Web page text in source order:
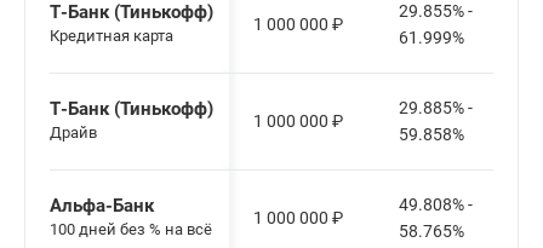
Т-Банк (Тинькофф)
Кредитная карта
1 000 000 ₽
29.855% -
61.999%
Т-Банк (Тинькофф)
Драйв
1 000 000 ₽
29.885% -
59.858%
Альфа-Банк
100 дней без % на всё
1 000 000 ₽
49.808% -
58.765%